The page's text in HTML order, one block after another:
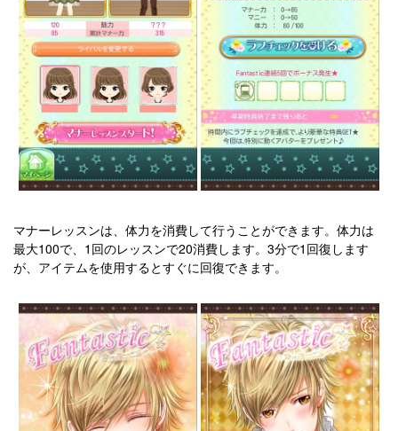
マナーレッスンは、体力を消費して行うことができます。体力は
最大100で、1回のレッスンで20消費します。3分で1回復します
が、アイテムを使用するとすぐに回復できます。